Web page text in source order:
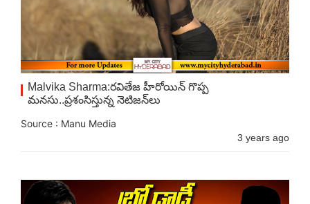
Malvika Sharma:ర‌వితేజ హీరోయిన్ గొప్ప
మ‌న‌సు..ప్ర‌శంసిస్తున్న నెటిజ‌న్‌లు
Source : Manu Media
3 years ago